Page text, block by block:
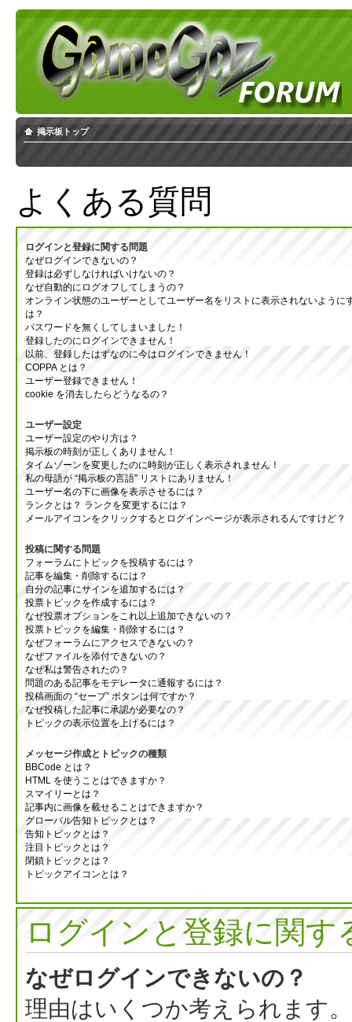
掲示板トップ
よくある質問
ログインと登録に関する問題
なぜログインできないの？
登録は必ずしなければいけないの？
なぜ自動的にログオフしてしまうの？
オンライン状態のユーザーとしてユーザー名をリストに表示されないように
は？
パスワードを無くしてしまいました！
登録したのにログインできません！
以前、登録したはずなのに今はログインできません！
COPPA とは？
ユーザー登録できません！
cookie を消去したらどうなるの？
ユーザー設定
ユーザー設定のやり方は？
掲示板の時刻が正しくありません！
タイムゾーンを変更したのに時刻が正しく表示されません！
私の母語が “掲示板の言語” リストにありません！
ユーザー名の下に画像を表示させるには？
ランクとは？ ランクを変更するには？
メールアイコンをクリックするとログインページが表示されるんですけど？
投稿に関する問題
フォーラムにトピックを投稿するには？
記事を編集・削除するには？
自分の記事にサインを追加するには？
投票トピックを作成するには？
なぜ投票オプションをこれ以上追加できないの？
投票トピックを編集・削除するには？
なぜフォーラムにアクセスできないの？
なぜファイルを添付できないの？
なぜ私は警告されたの？
問題のある記事をモデレータに通報するには？
投稿画面の “セーブ” ボタンは何ですか？
なぜ投稿した記事に承認が必要なの？
トピックの表示位置を上げるには？
メッセージ作成とトピックの種類
BBCode とは？
HTML を使うことはできますか？
スマイリーとは？
記事内に画像を載せることはできますか？
グローバル告知トピックとは？
告知トピックとは？
注目トピックとは？
閉鎖トピックとは？
トピックアイコンとは？
ログインと登録に関す
なぜログインできないの？
理由はいくつか考えられます